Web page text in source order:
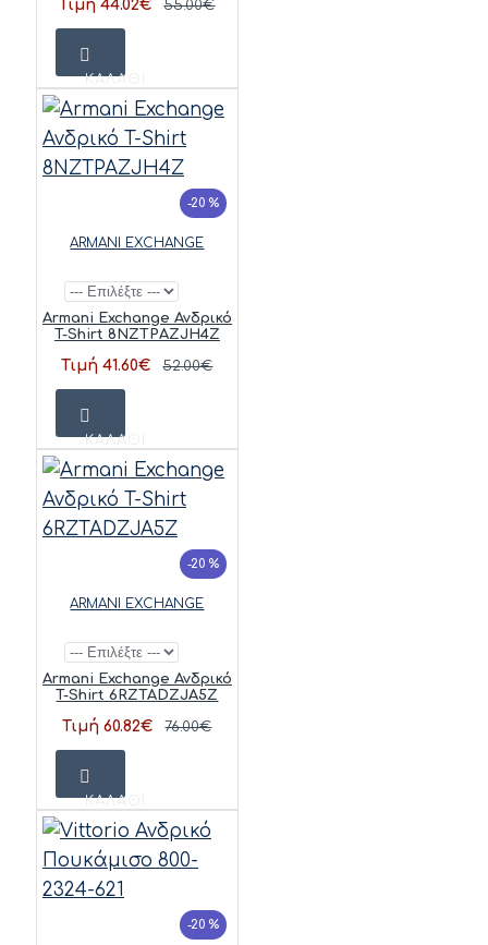
Τιμή 44.02€ 55.00€
ΚΑΛΆΘΙ
-20 %
ARMANI EXCHANGE
Armani Exchange Ανδρικό
T-Shirt 8NZTPAZJH4Z
Τιμή 41.60€ 52.00€
ΚΑΛΆΘΙ
-20 %
ARMANI EXCHANGE
Armani Exchange Ανδρικό
T-Shirt 6RZTADZJA5Z
Τιμή 60.82€ 76.00€
ΚΑΛΆΘΙ
-20 %